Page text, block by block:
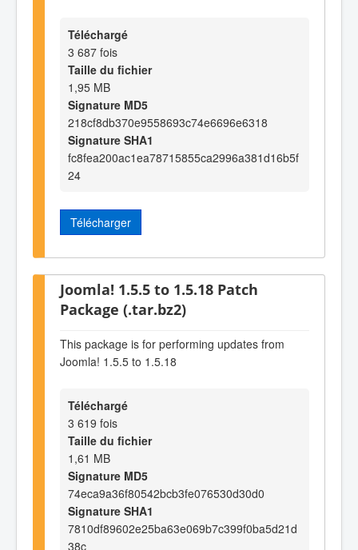
Téléchargé
3 687 fois
Taille du fichier
1,95 MB
Signature MD5
218cf8db370e9558693c74e6696e6318
Signature SHA1
fc8fea200ac1ea78715855ca2996a381d16b5f
24
Télécharger
Joomla! 1.5.5 to 1.5.18 Patch
Package (.tar.bz2)
This package is for performing updates from
Joomla! 1.5.5 to 1.5.18
Téléchargé
3 619 fois
Taille du fichier
1,61 MB
Signature MD5
74eca9a36f80542bcb3fe076530d30d0
Signature SHA1
7810df89602e25ba63e069b7c399f0ba5d21d
38c